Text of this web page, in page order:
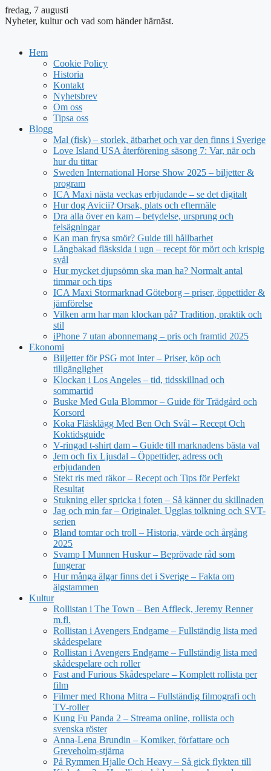
fredag, 7 augusti
Nyheter, kultur och vad som händer härnäst.
Hem
Cookie Policy
Historia
Kontakt
Nyhetsbrev
Om oss
Tipsa oss
Blogg
Mal (fisk) – storlek, ätbarhet och var den finns i Sverige
Love Island USA återförening säsong 7: Var, när och
hur du tittar
Sweden International Horse Show 2025 – biljetter &
program
ICA Maxi nästa veckas erbjudande – se det digitalt
Hur dog Avicii? Orsak, plats och eftermäle
Dra alla över en kam – betydelse, ursprung och
felsägningar
Kan man frysa smör? Guide till hållbarhet
Långbakad fläsksida i ugn – recept för mört och krispig
svål
Hur mycket djupsömn ska man ha? Normalt antal
timmar och tips
ICA Maxi Stormarknad Göteborg – priser, öppettider &
jämförelse
Vilken arm har man klockan på? Tradition, praktik och
stil
iPhone 7 utan abonnemang – pris och framtid 2025
Ekonomi
Biljetter för PSG mot Inter – Priser, köp och
tillgänglighet
Klockan i Los Angeles – tid, tidsskillnad och
sommartid
Buske Med Gula Blommor – Guide för Trädgård och
Korsord
Koka Fläsklägg Med Ben Och Svål – Recept Och
Koktidsguide
V-ringad t-shirt dam – Guide till marknadens bästa val
Jem och fix Ljusdal – Öppettider, adress och
erbjudanden
Stekt ris med räkor – Recept och Tips för Perfekt
Resultat
Stukning eller spricka i foten – Så känner du skillnaden
Jag och min far – Originalet, Ugglas tolkning och SVT-
serien
Bland tomtar och troll – Historia, värde och årgång
2025
Svamp I Munnen Huskur – Beprövade råd som
fungerar
Hur många älgar finns det i Sverige – Fakta om
älgstammen
Kultur
Rollistan i The Town – Ben Affleck, Jeremy Renner
m.fl.
Rollistan i Avengers Endgame – Fullständig lista med
skådespelare
Rollistan i Avengers Endgame – Fullständig lista med
skådespelare och roller
Fast and Furious Skådespelare – Komplett rollista per
film
Filmer med Rhona Mitra – Fullständig filmografi och
TV-roller
Kung Fu Panda 2 – Streama online, rollista och
svenska röster
Anna-Lena Brundin – Komiker, författare och
Greveholm-stjärna
På Rymmen Hjalle Och Heavy – Så gick flykten till